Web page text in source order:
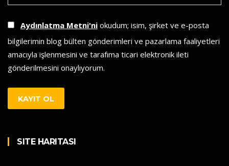
Aydınlatma Metni'ni okudum; isim, şirket ve e-posta
bilgilerimin blog bülten gönderimleri ve pazarlama faaliyetleri
amacıyla işlenmesini ve tarafıma ticari elektronik ileti
gönderilmesini onaylıyorum.
KAYIT OL
SITE HARITASI